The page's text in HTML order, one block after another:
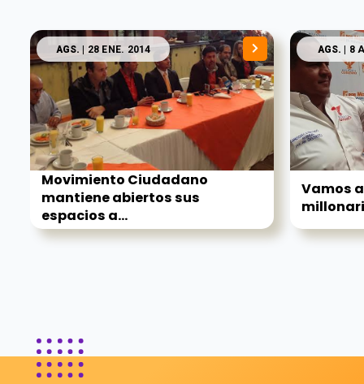
AGS. | 28 ENE. 2014
Movimiento Ciudadano
mantiene abiertos sus
espacios a...
AGS. | 8
Vamos